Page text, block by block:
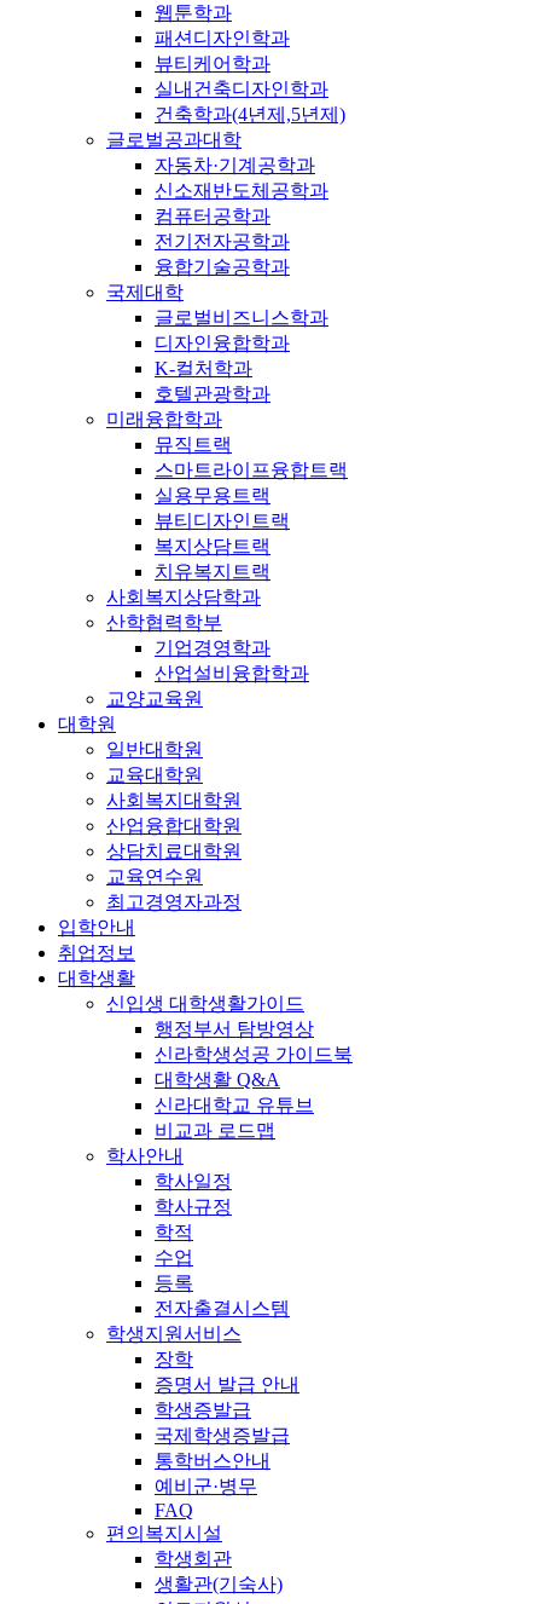
웹툰학과
패션디자인학과
뷰티케어학과
실내건축디자인학과
건축학과(4년제,5년제)
글로벌공과대학
자동차·기계공학과
신소재반도체공학과
컴퓨터공학과
전기전자공학과
융합기술공학과
국제대학
글로벌비즈니스학과
디자인융합학과
K-컬처학과
호텔관광학과
미래융합학과
뮤직트랙
스마트라이프융합트랙
실용무용트랙
뷰티디자인트랙
복지상담트랙
치유복지트랙
사회복지상담학과
산학협력학부
기업경영학과
산업설비융합학과
교양교육원
대학원
일반대학원
교육대학원
사회복지대학원
산업융합대학원
상담치료대학원
교육연수원
최고경영자과정
입학안내
취업정보
대학생활
신입생 대학생활가이드
행정부서 탐방영상
신라학생성공 가이드북
대학생활 Q&A
신라대학교 유튜브
비교과 로드맵
학사안내
학사일정
학사규정
학적
수업
등록
전자출결시스템
학생지원서비스
장학
증명서 발급 안내
학생증발급
국제학생증발급
통학버스안내
예비군·병무
FAQ
편의복지시설
학생회관
생활관(기숙사)